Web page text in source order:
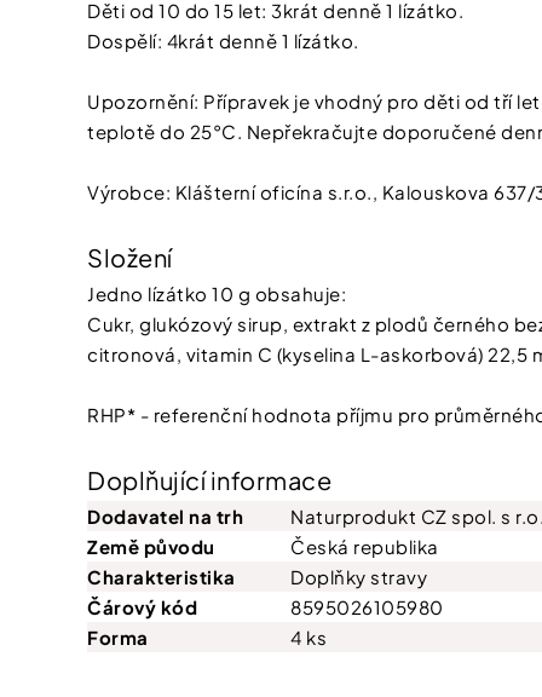
Děti od 10 do 15 let: 3krát denně 1 lízátko.
Dospělí: 4krát denně 1 lízátko.
Upozornění: Přípravek je vhodný pro děti od tří
teplotě do 25°C. Nepřekračujte doporučené
Výrobce: Klášterní oficína s.r.o., Kalouskova 637/
Složení
Jedno lízátko 10 g obsahuje:
Cukr, glukózový sirup, extrakt z plodů černého
citronová, vitamin C (kyselina L-askorbová) 22,5
RHP* - referenční hodnota příjmu pro
Doplňující informace
Dodavatel na trh
Naturprodukt CZ spol. s r.o.
Země původu
Česká republika
Charakteristika
Doplňky stravy
Čárový kód
8595026105980
Forma
4 ks